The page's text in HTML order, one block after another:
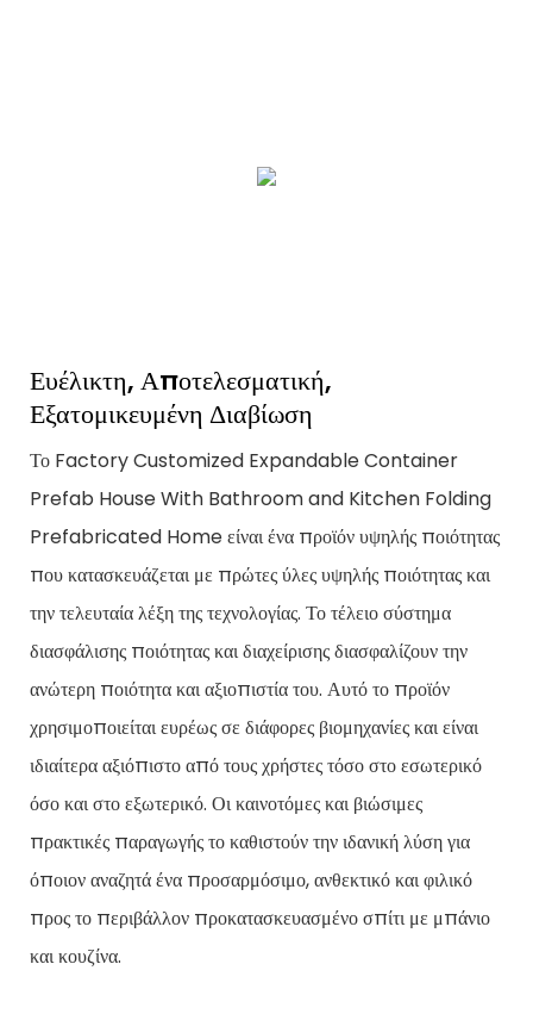
Ευέλικτη, Αποτελεσματική,
Εξατομικευμένη Διαβίωση
Το Factory Customized Expandable Container
Prefab House With Bathroom and Kitchen Folding
Prefabricated Home είναι ένα προϊόν υψηλής ποιότητας
που κατασκευάζεται με πρώτες ύλες υψηλής ποιότητας και
την τελευταία λέξη της τεχνολογίας. Το τέλειο σύστημα
διασφάλισης ποιότητας και διαχείρισης διασφαλίζουν την
ανώτερη ποιότητα και αξιοπιστία του. Αυτό το προϊόν
χρησιμοποιείται ευρέως σε διάφορες βιομηχανίες και είναι
ιδιαίτερα αξιόπιστο από τους χρήστες τόσο στο εσωτερικό
όσο και στο εξωτερικό. Οι καινοτόμες και βιώσιμες
πρακτικές παραγωγής το καθιστούν την ιδανική λύση για
όποιον αναζητά ένα προσαρμόσιμο, ανθεκτικό και φιλικό
προς το περιβάλλον προκατασκευασμένο σπίτι με μπάνιο
και κουζίνα.